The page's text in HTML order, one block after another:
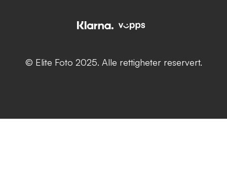
© Elite Foto 2025. Alle rettigheter reservert.